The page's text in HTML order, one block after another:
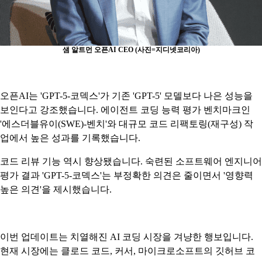
샘 알트먼 오픈AI CEO (사진=지디넷코리아)
오픈AI는 'GPT-5-코덱스'가 기존 'GPT-5' 모델보다 나은 성능을
보인다고 강조했습니다. 에이전트 코딩 능력 평가 벤치마크인
'에스더블유이(SWE)-벤치'와 대규모 코드 리팩토링(재구성) 작
업에서 높은 성과를 기록했습니다.
코드 리뷰 기능 역시 향상됐습니다. 숙련된 소프트웨어 엔지니어
평가 결과 'GPT-5-코덱스'는 부정확한 의견은 줄이면서 '영향력
높은 의견'을 제시했습니다.
이번 업데이트는 치열해진 AI 코딩 시장을 겨냥한 행보입니다.
현재 시장에는 클로드 코드, 커서, 마이크로소프트의 깃허브 코